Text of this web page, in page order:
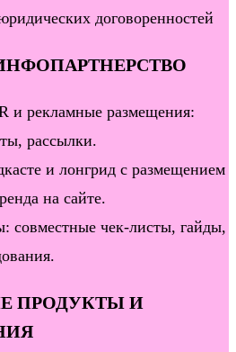
договоренностей
и рекламные размещения:
рассылки.
и лонгрид с размещением
на сайте.
совместные чек-листы, гайды,
ПРОДУКТЫ И